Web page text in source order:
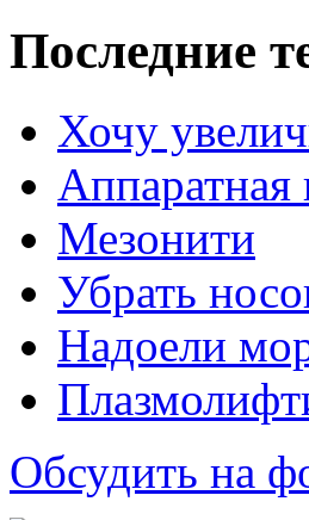
Последние
Хочу
Аппаратная
Мезонити
Убрать
Надоели
Обсудить на